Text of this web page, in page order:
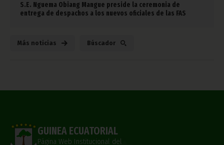
S.E. Nguema Obiang Mangue preside la ceremonia de
entrega de despachos a los nuevos oficiales de las FAS
Más noticias Búscador
GUINEA ECUATORIAL
Página Web Institucional del